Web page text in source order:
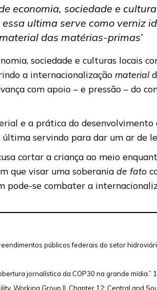
economia, sociedade e
ultima serve como verniz
das matérias-primas’
sociedade e culturas locais
a internacionalização material
com apoio – e pressão – do
e a prática do
última servindo para dar um ar de
cortar a criança ao meio
que visar uma soberaniade fato
pode-se combater a
públicos federais do setor
jornalística da COP30 na grande mídia.”
Working Group II. Chapter 12: Central and